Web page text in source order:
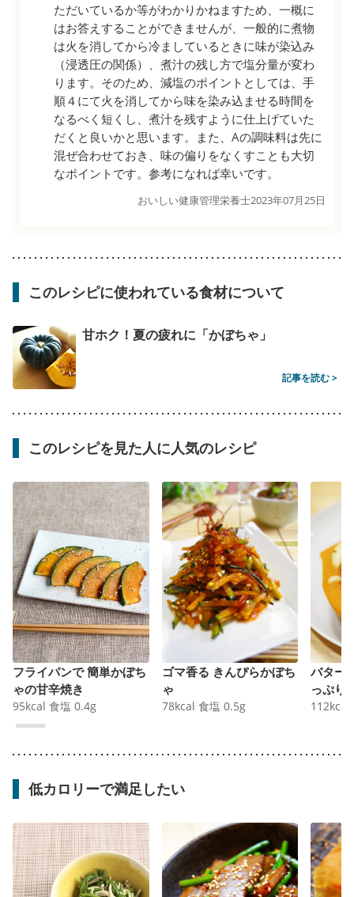
ただいているか等がわかりかねますため、一概に
はお答えすることができませんが、一般的に煮物
は火を消してから冷ましているときに味が染込み
（浸透圧の関係）、煮汁の残し方で塩分量が変わ
ります。そのため、減塩のポイントとしては、手
順４にて火を消してから味を染み込ませる時間を
なるべく短くし、煮汁を残すように仕上げていた
だくと良いかと思います。また、Aの調味料は先に
混ぜ合わせておき、味の偏りをなくすことも大切
なポイントです。参考になれば幸いです。
おいしい健康管理栄養士2023年07月25日
このレシピに使われている食材について
甘ホク！夏の疲れに「かぼちゃ」
記事を読む >
このレシピを見た人に人気のレシピ
フライパンで 簡単かぼち
ゃの甘辛焼き
95kcal 食塩 0.4g
ゴマ香る きんぴらかぼち
ゃ
78kcal 食塩 0.5g
バター
っぷり
112kcal
低カロリーで満足したい